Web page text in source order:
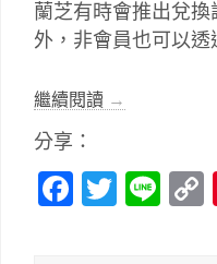
蘭芝有時會推出兌
外，非會員也可以透
繼續閱讀 →
分享：